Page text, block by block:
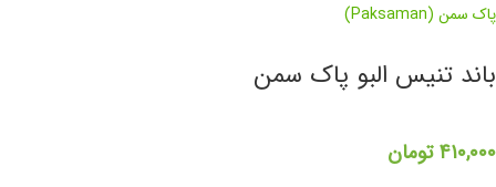
پاک سمن (Paksaman)
باند تنیس البو پاک سمن
۴۱۰,۰۰۰ تومان